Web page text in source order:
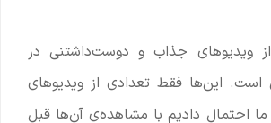
ویدیوهای جذاب و دوست‌داشتنی در
است. این‌ها فقط تعدادی از ویدیوهای
ما احتمال دادیم با مشاهده‌ی آن‌ها قبل